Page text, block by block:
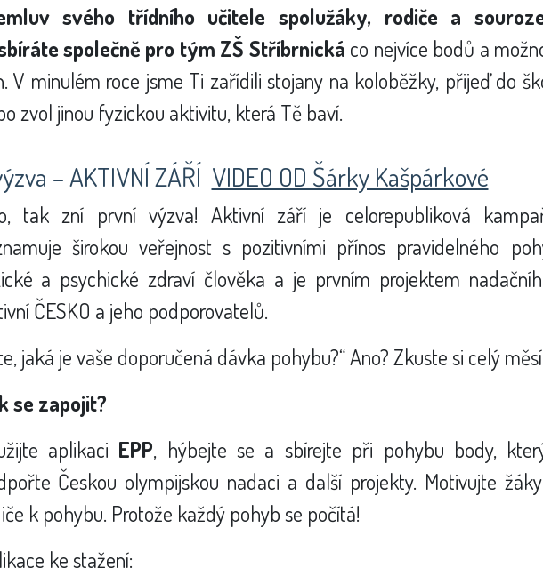
svého třídního učitele spolužáky, rodiče a
společně pro tým ZŠ Stříbrnická co nejvíce bodů a
V minulém roce jsme Ti zařídili stojany na koloběžky, přijeď do
zvol jinou fyzickou aktivitu, která Tě baví.
– AKTIVNÍ ZÁŘÍ VIDEO OD Šárky Kašpárkové
tak zní první výzva! Aktivní září je celorepubliková
širokou veřejnost s pozitivními přínos pravidelného
a psychické zdraví člověka a je prvním projektem
ČESKO a jeho podporovatelů.
jaká je vaše doporučená dávka pohybu?“ Ano? Zkuste si celý
se zapojit?
aplikaci EPP, hýbejte se a sbírejte při pohybu body,
Českou olympijskou nadaci a další projekty. Motivujte
k pohybu. Protože každý pohyb se počítá!
ke stažení: